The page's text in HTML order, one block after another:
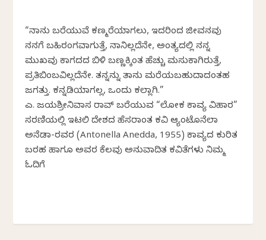
“ನಾನು ಬರೆಯುವೆ ಕಣ್ಮರೆಯಾಗಲು, ಇದರಿಂದ ಜೀವನವು
ನನಗೆ ಬಹಿರಂಗವಾಗುತ್ತೆ, ನಾನಿಲ್ಲದೆನೇ, ಅಂತ್ಯದಲ್ಲಿ ನನ್ನ
ಮುಖವು ಕಾಗದದ ಬಿಳಿ ಬಣ್ಣಕ್ಕಿಂತ ಹೆಚ್ಚು ಮಸುಕಾಗಿರುತ್ತೆ,
ಪ್ರತಿಬಿಂಬವಿಲ್ಲದೆನೇ. ತನ್ನನ್ನು ತಾನು ಮರೆಯಬಹುದಾದಂತಹ
ಜಗತ್ತು. ಕನ್ನಡಿಯಾಗಲ್ಲ, ಒಂದು ಕಲ್ಲಾಗಿ.”
ಎಸ್. ಜಯಶ್ರೀನಿವಾಸ ರಾವ್ ಬರೆಯುವ “ಲೋಕ ಕಾವ್ಯ ವಿಹಾರ”
ಸರಣಿಯಲ್ಲಿ ಇಟಲಿ ದೇಶದ ಹೆಸರಾಂತ ಕವಿ ಆ್ಯಂಟೊನೆಲಾ
ಅನೆಡಾ-ರವರ (Antonella Anedda, 1955) ಕಾವ್ಯದ ಕುರಿತ
ಬರಹ ಹಾಗೂ ಅವರ ಕೆಲವು ಅನುವಾದಿತ ಕವಿತೆಗಳು ನಿಮ್ಮ
ಓದಿಗೆ